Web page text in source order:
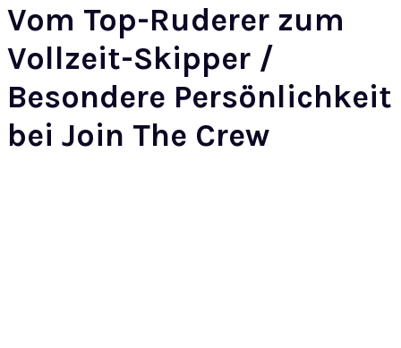
Vom Top-Ruderer zum
Vollzeit-Skipper /
Besondere Persönlichkeit
bei Join The Crew